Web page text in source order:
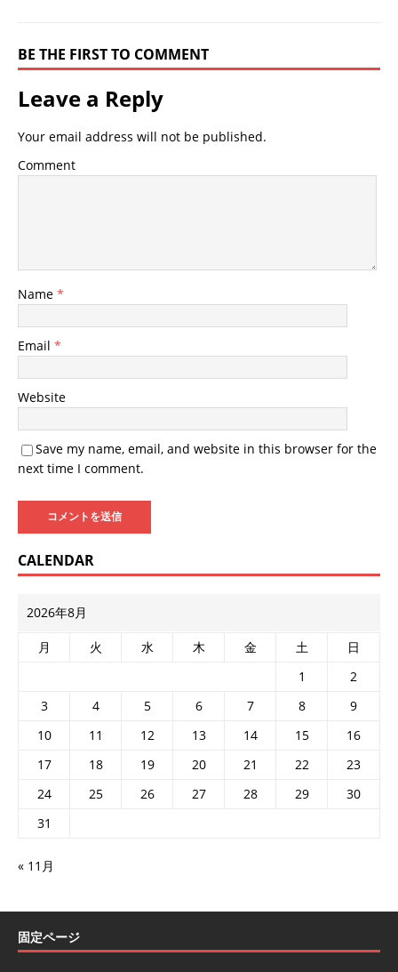
BE THE FIRST TO COMMENT
Leave a Reply
Your email address will not be published.
Comment
Name *
Email *
Website
Save my name, email, and website in this browser for the
next time I comment.
CALENDAR
2026年8月
月 火 水 木 金 土
日
1
2
3
4 5 6 7 8
9
10
11 12 13 14 15
16
17
18 19 20 21 22
23
24
25 26 27 28 29
30
31
« 11月
固定ページ